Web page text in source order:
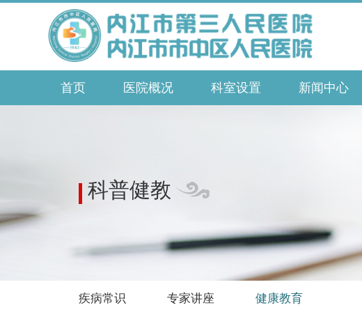
首页 医院概况 科室设置 新闻中心
科普健教
疾病常识 专家讲座 健康教育